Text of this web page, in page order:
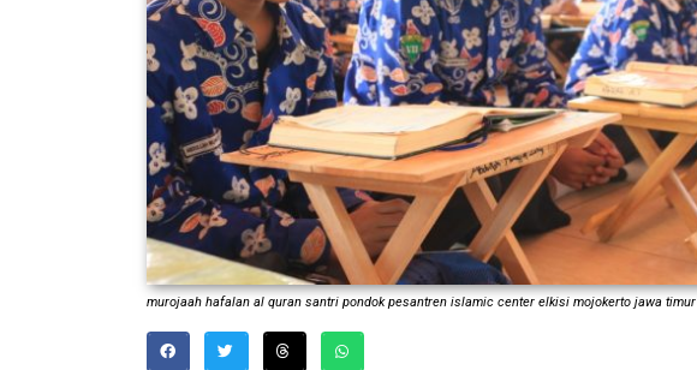
murojaah hafalan al quran santri pondok pesantren islamic center elkisi mojokerto jawa timur